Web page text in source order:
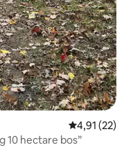
Gemiddelde
4,91 (22)
10 hectare bos”